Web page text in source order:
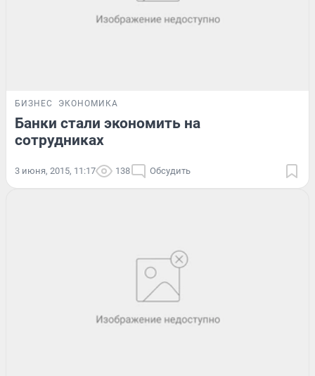
БИЗНЕС ЭКОНОМИКА
Банки стали экономить на
сотрудниках
3 июня, 2015, 11:17 138 Обсудить